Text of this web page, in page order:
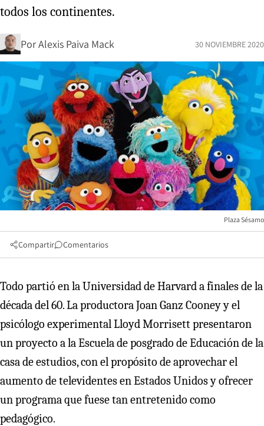
todos los continentes.
PorAlexis Paiva Mack 30 NOVIEMBRE 2020
Plaza Sésamo
Compartir Comentarios
Todo partió en la Universidad de Harvard a finales de la
década del 60. La productora Joan Ganz Cooney y el
psicólogo experimental Lloyd Morrisett presentaron
un proyecto a la Escuela de posgrado de Educación de la
casa de estudios, con el propósito de aprovechar el
aumento de televidentes en Estados Unidos y ofrecer
un programa que fuese tan entretenido como
pedagógico.